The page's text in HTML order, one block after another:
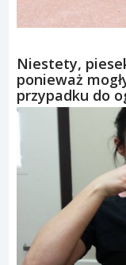
Niestety,
ponieważ
przypadku do